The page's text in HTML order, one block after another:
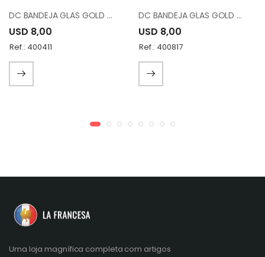
DC BANDEJA GLAS GOLD METAL FH190891M
USD 8,00
Ref.: 400411
DC BANDEJA GLAS GOLD METAL FH190896S
USD 8,00
Ref.: 400817
Uma loja magnífica completa com artigos